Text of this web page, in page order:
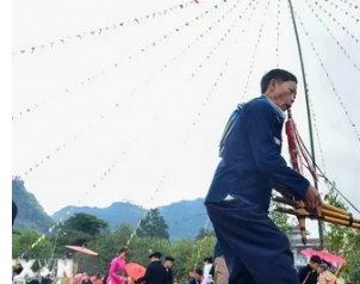
Phát hiện đối tượng tàng trữ trái
phép vũ khí quân dụng
07/08/2026 12:25
Tây Ninh cảnh báo giả mạo cơ quan